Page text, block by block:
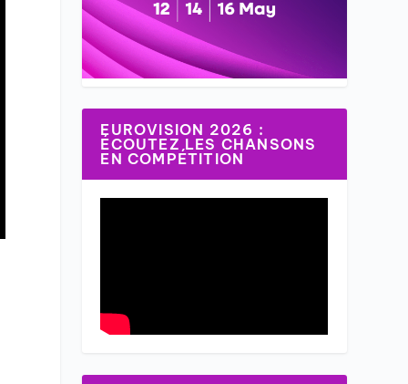
EUROVISION 2026 :
ÉCOUTEZ LES CHANSONS
EN COMPÉTITION